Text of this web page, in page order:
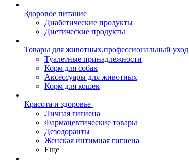
Здоровое питание
Диабетические продукты
Диетические продукты
Товары для животных,профессиональный уход
Туалетные принадлежности
Корм для собак
Аксессуары для животных
Корм для кошек
Красота и здоровье
Личная гигиена
Фармацевтические товары
Дезодоранты
Женская интимная гигиена
Еще